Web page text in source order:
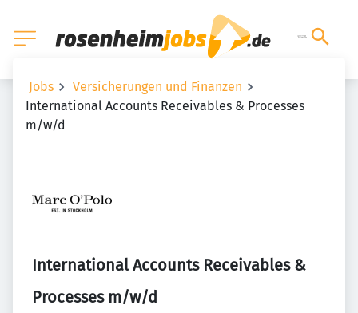
Jobs
Versicherungen und Finanzen
International Accounts Receivables & Processes
m/w/d
International Accounts Receivables &
Processes m/w/d